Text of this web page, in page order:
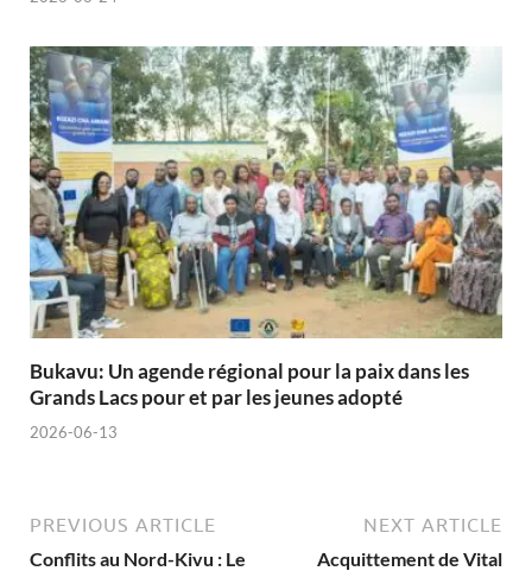
Bukavu: Un agende régional pour la paix dans les
Grands Lacs pour et par les jeunes adopté
2026-06-13
PREVIOUS ARTICLE
Conflits au Nord-Kivu : Le
NEXT ARTICLE
Acquittement de Vital